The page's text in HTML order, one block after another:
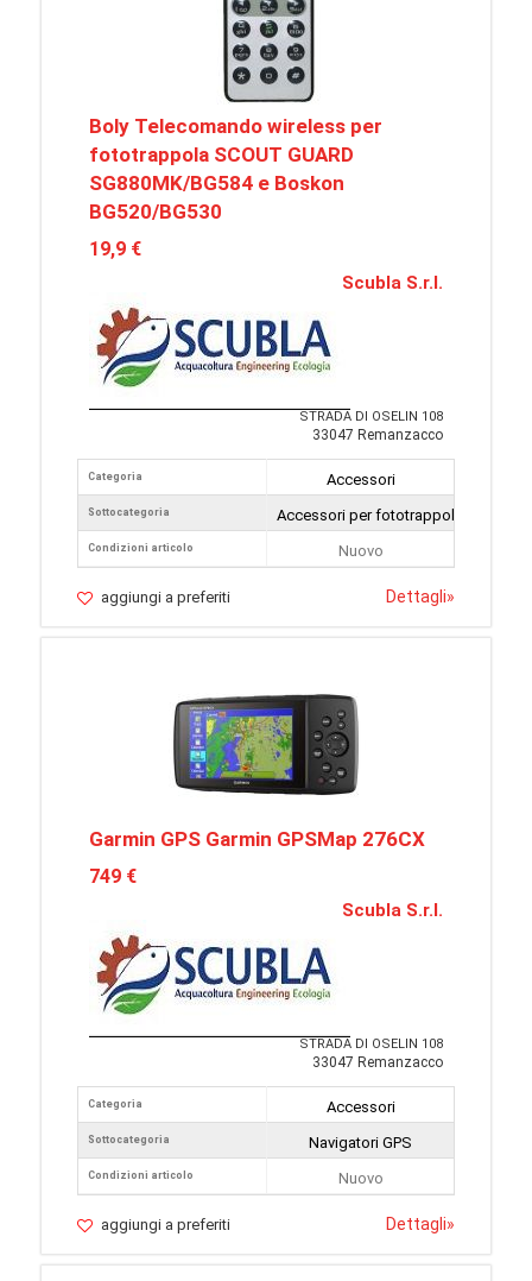
Boly Telecomando wireless per
fototrappola SCOUT GUARD
SG880MK/BG584 e Boskon
BG520/BG530
19,9 €
Scubla S.r.l.
STRADA DI OSELIN 108
33047 Remanzacco
Categoria
Sottocategoria
Condizioni articolo
Accessori
Accessori per fototrappole
Nuovo
aggiungi a preferiti Dettagli»
Garmin GPS Garmin GPSMap 276CX
749 €
Scubla S.r.l.
STRADA DI OSELIN 108
33047 Remanzacco
Categoria
Sottocategoria
Condizioni articolo
Accessori
Navigatori GPS
Nuovo
aggiungi a preferiti Dettagli»